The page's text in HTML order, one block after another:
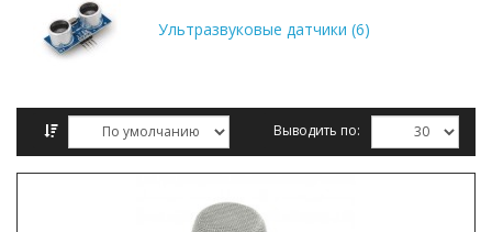
Ультразвуковые датчики (6)
Выводить по: